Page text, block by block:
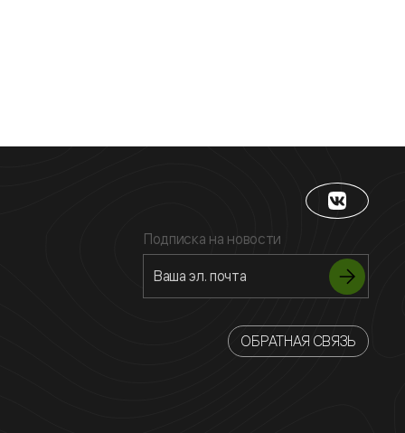
Подписка на новости
ОБРАТНАЯ СВЯЗЬ